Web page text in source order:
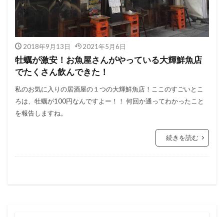
2018年9月13日 2021年5月6日
牡蠣が激安！お魚屋さんがやっている大輝鮮魚店
でたくさん飲んできた！
私のお気に入りの居酒屋の１つの大輝鮮魚店！ここのすごいとこ
ろは、牡蠣が100円なんですよー！！ 何回か通ってわかったこと
を報告しますね。
続きを読む